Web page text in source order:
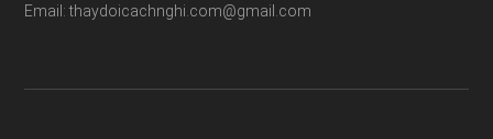
Email: thaydoicachnghi.com@gmail.com